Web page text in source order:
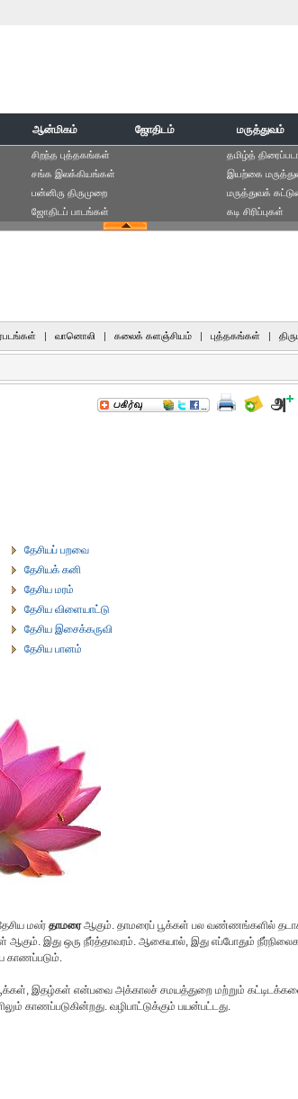
ஆன்மிகம் ஜோதிடம் மருத்துவம்
சிறந்த புத்தகங்கள்
சங்க இலக்கியங்கள்
பன்னிரு திருமுறை
ஜோதிடப் பாடங்கள்
தமிழ்த்
இயற்கை
மருத்துவக்
கடி சிரிப்புகள்
| வானொலி | கலைக் களஞ்சியம் | புத்தகங்கள் |
தேசியப் பறவை
தேசியக் கனி
தேசிய மரம்
தேசிய விளையாட்டு
தேசிய இசைக்கருவி
தேசிய பானம்
மலர் தாமரைஆகும். தாமரைப் பூக்கள் பல வண்ணங்களில்
ஆகும். இது ஒரு நீர்த்தாவரம். ஆகையால், இது எப்போதும்
காணப்படும்.
இதழ்கள் என்பவை அக்காலச் சமயத்துறை மற்றும்
காணப்படுகின்றது. வழிபாட்டுக்கும் பயன்பட்டது.